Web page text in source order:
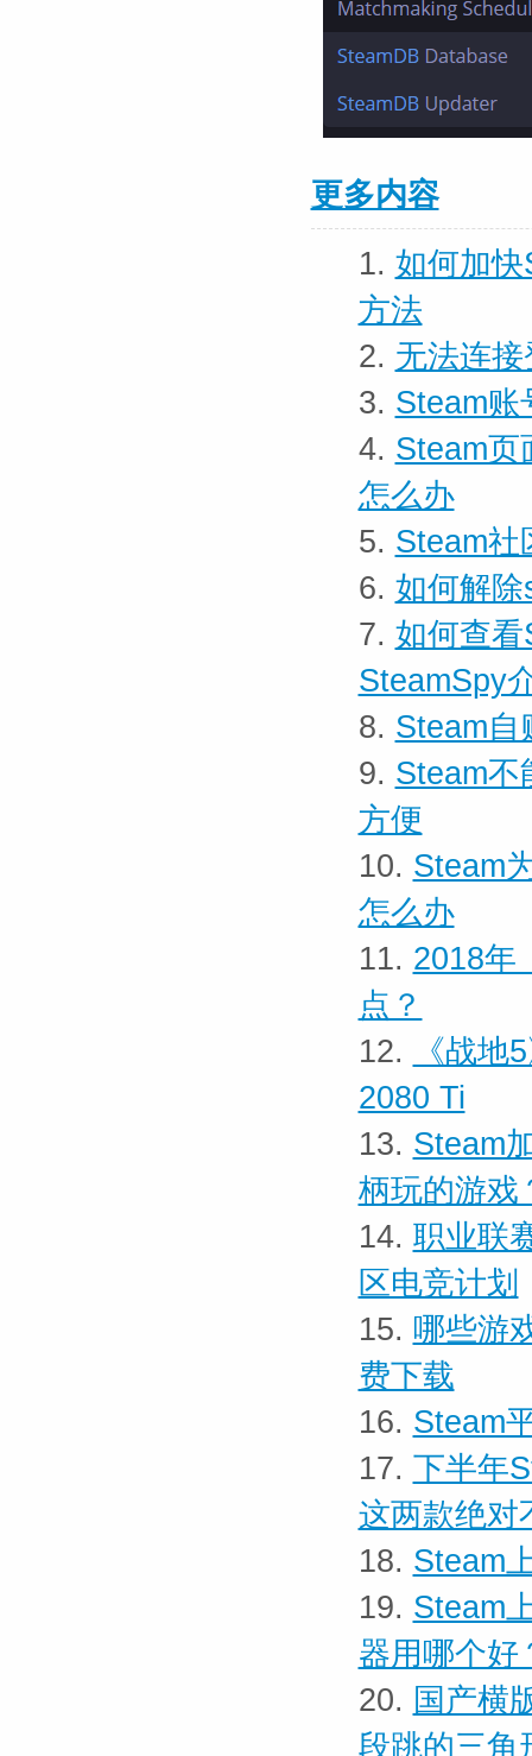
更多内容
1. 如何加
方法
2. 无法连
3. Steam账
4. Steam页
怎么办
5. Steam社
6. 如何解
7. 如何查
SteamSpy
8. Steam自
9. Steam不
方便
10. Steam
怎么办
11. ​2018年
点？
12.
《战
2080 Ti
13. Steam
柄玩的游戏
14. 职业联
区电竞计划
15. 哪些游
费下载
16. Steam
17. 下半年
这两款绝对
18. Steam
19. Steam
器用哪个好
20. 国产横
段跳的三角